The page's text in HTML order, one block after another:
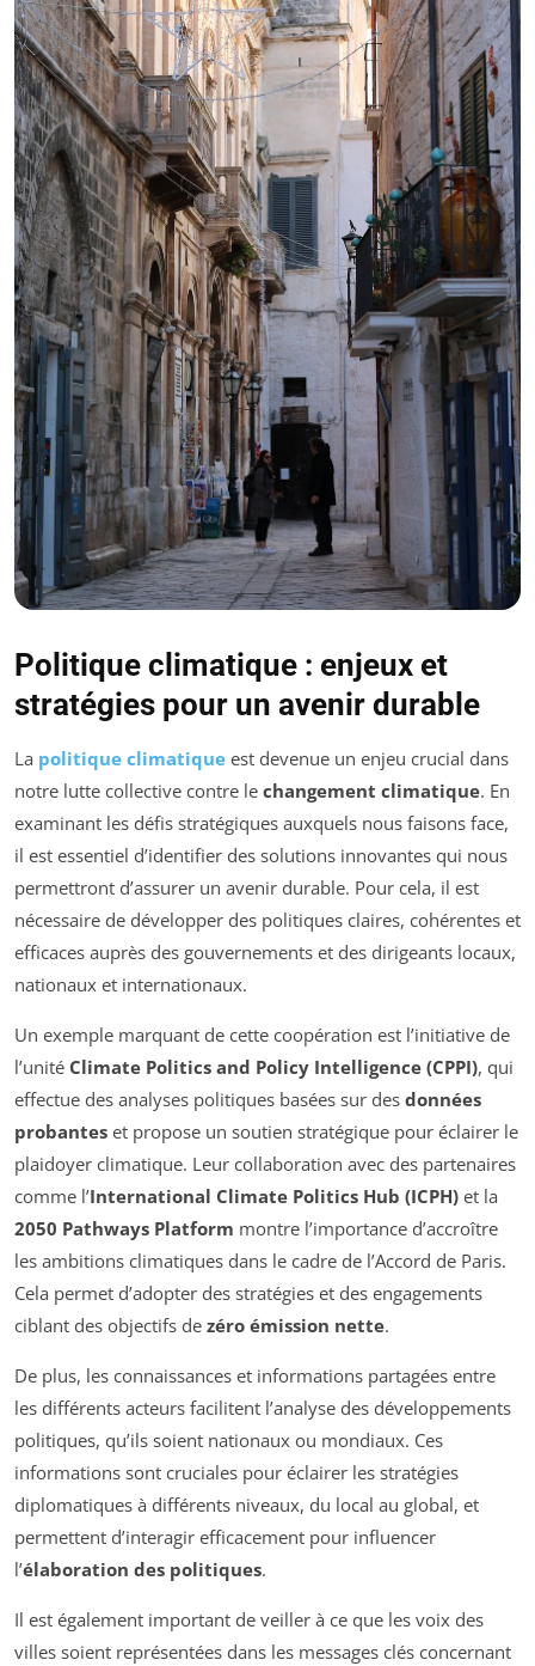
Politique climatique : enjeux et
stratégies pour un avenir durable
La politique climatique est devenue un enjeu crucial dans
notre lutte collective contre le changement climatique. En
examinant les défis stratégiques auxquels nous faisons face,
il est essentiel d’identifier des solutions innovantes qui nous
permettront d’assurer un avenir durable. Pour cela, il est
nécessaire de développer des politiques claires, cohérentes et
efficaces auprès des gouvernements et des dirigeants locaux,
nationaux et internationaux.
Un exemple marquant de cette coopération est l’initiative de
l’unité Climate Politics and Policy Intelligence (CPPI), qui
effectue des analyses politiques basées sur des données
probantes et propose un soutien stratégique pour éclairer le
plaidoyer climatique. Leur collaboration avec des partenaires
comme l’International Climate Politics Hub (ICPH) et la
2050 Pathways Platform montre l’importance d’accroître
les ambitions climatiques dans le cadre de l’Accord de Paris.
Cela permet d’adopter des stratégies et des engagements
ciblant des objectifs de zéro émission nette.
De plus, les connaissances et informations partagées entre
les différents acteurs facilitent l’analyse des développements
politiques, qu’ils soient nationaux ou mondiaux. Ces
informations sont cruciales pour éclairer les stratégies
diplomatiques à différents niveaux, du local au global, et
permettent d’interagir efficacement pour influencer
l’élaboration des politiques.
Il est également important de veiller à ce que les voix des
villes soient représentées dans les messages clés concernant